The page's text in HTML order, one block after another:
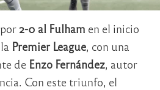
2-0 al Fulham en el inicio
Premier League, con una
de Enzo Fernández, autor
Con este triunfo, el